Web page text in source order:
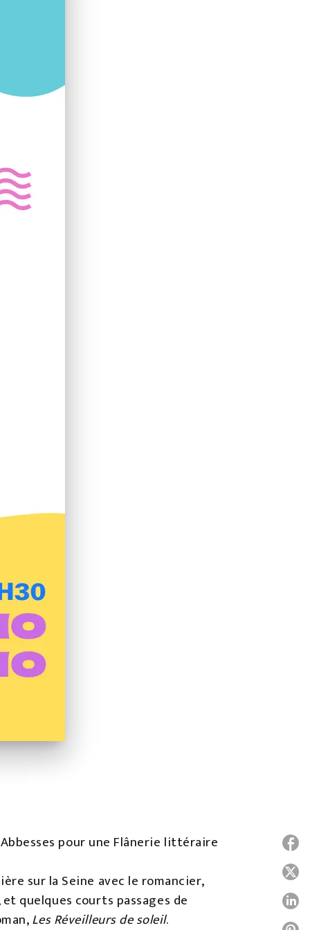
pour une Flânerie littéraire
sur la Seine avec le romancier,
quelques courts passages de
Les Réveilleurs de soleil.